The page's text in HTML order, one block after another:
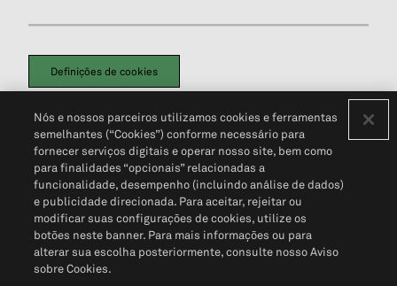
Definições de cookies
Política de PrivacidadePortal de privacidade do cliente (em inglês)
Não Venda Minhas Informações Pessoais© 2026 S&P Global
Nós e nossos parceiros utilizamos cookies e ferramentas
semelhantes (“Cookies”) conforme necessário para
fornecer serviços digitais e operar nosso site, bem como
para finalidades “opcionais” relacionadas a
funcionalidade, desempenho (incluindo análise de dados)
e publicidade direcionada. Para aceitar, rejeitar ou
modificar suas configurações de cookies, utilize os
botões neste banner. Para mais informações ou para
alterar sua escolha posteriormente, consulte nosso Aviso
sobre Cookies.